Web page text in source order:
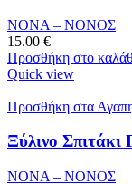
ΝΟΝΑ – ΝΟΝΟΣ
15.00 €
Προσθήκη στο
Quick view
Προσθήκη στα
Ξύλινο
ΝΟΝΑ – ΝΟΝΟΣ